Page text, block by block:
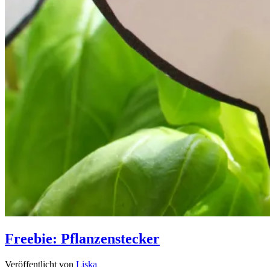
Freebie: Pflanzenstecker
Veröffentlicht von Liska